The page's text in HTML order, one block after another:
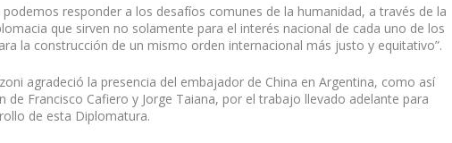
responder a los desafíos comunes de la humanidad, a través de la
que sirven no solamente para el interés nacional de cada uno de los
la construcción de un mismo orden internacional más justo y equitativo”.
agradeció la presencia del embajador de China en Argentina, como así
de Francisco Cafiero y Jorge Taiana, por el trabajo llevado adelante para
de esta Diplomatura.